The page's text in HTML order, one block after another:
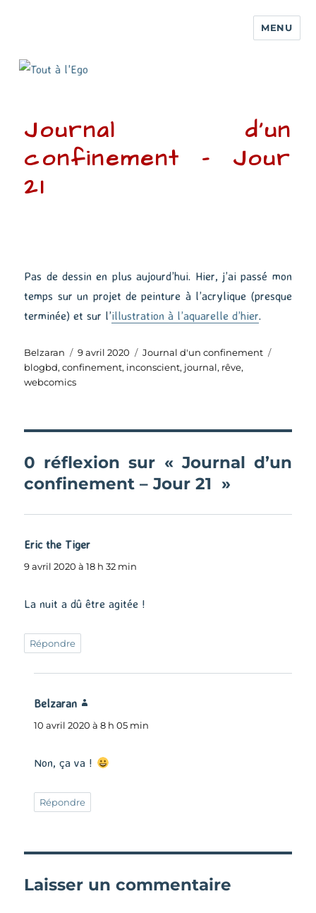
MENU
Journal d’un
confinement – Jour
21
Pas de dessin en plus aujourd’hui. Hier, j’ai passé mon
temps sur un projet de peinture à l’acrylique (presque
terminée) et sur l’illustration à l’aquarelle d’hier.
Auteur
Belzaran
Publié
le
9 avril 2020 Catégories
Journal d'un confinement
blogbd,confinement, inconscient, journal, rêve,
webcomics
0 réflexion sur « Journal d’un
confinement – Jour 21 »
Eric the Tiger
9 avril 2020 à 18 h 32 min
La nuit a dû être agitée !
Répondre
Belzaran
10 avril 2020 à 8 h 05 min
Non, ça va !
Répondre
Laisser un commentaire